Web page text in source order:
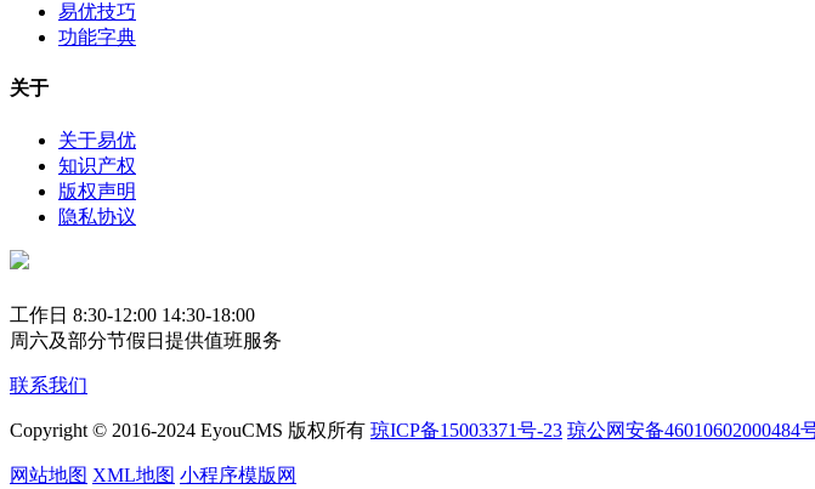
易优技巧
功能字典
关于
关于易优
知识产权
版权声明
隐私协议
工作日 8:30-12:00 14:30-18:00
周六及部分节假日提供值班服务
联系我们
Copyright © 2016-2024 EyouCMS 版权所有 琼ICP备15003371号-23 琼公网安备46010602000484
网站地图 XML地图 小程序模版网